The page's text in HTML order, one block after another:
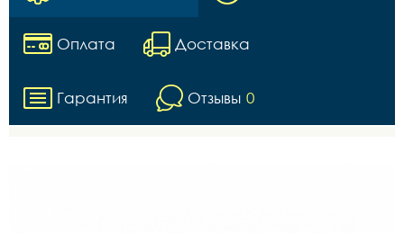
Оплата Доставка
Гарантия Отзывы 0